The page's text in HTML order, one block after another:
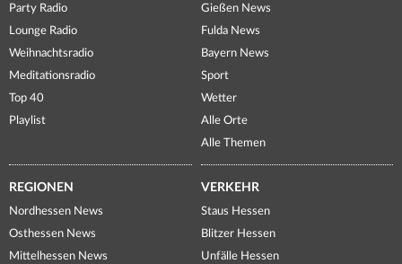
Party Radio
Lounge Radio
Weihnachtsradio
Meditationsradio
Top 40
Playlist
Gießen News
Fulda News
Bayern News
Sport
Wetter
Alle Orte
Alle Themen
REGIONEN
Nordhessen News
Osthessen News
Mittelhessen News
VERKEHR
Staus Hessen
Blitzer Hessen
Unfälle Hessen